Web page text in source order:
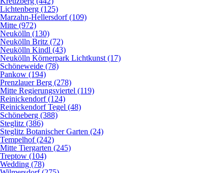
Lichtenberg (125)
Marzahn-Hellersdorf (109)
Mitte (972)
Neukölln (130)
Neukölln Britz (72)
Neukölln Kindl (43)
Neukölln Körnerpark Lichtkunst (17)
Schöneweide (78)
Pankow (194)
Prenzlauer Berg (278)
Mitte Regierungsviertel (119)
Reinickendorf (124)
Reinickendorf Tegel (48)
Schöneberg (388)
Steglitz (386)
Steglitz Botanischer Garten (24)
Tempelhof (242)
Mitte Tiergarten (245)
Treptow (104)
Wedding (78)